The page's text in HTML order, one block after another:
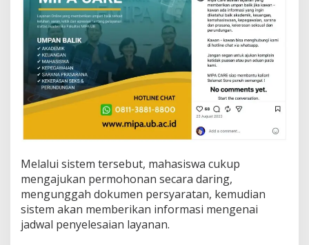
Melalui sistem tersebut, mahasiswa cukup
mengajukan permohonan secara daring,
mengunggah dokumen persyaratan, kemudian
sistem akan memberikan informasi mengenai
jadwal penyelesaian layanan.